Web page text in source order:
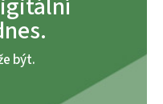
být.